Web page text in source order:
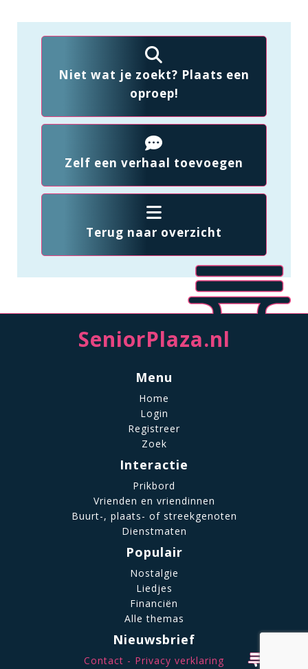
Niet wat je zoekt? Plaats een
oproep!
Zelf een verhaal toevoegen
Terug naar overzicht
SeniorPlaza.nl
Menu
Home
Login
Registreer
Zoek
Interactie
Prikbord
Vrienden en vriendinnen
Buurt-, plaats- of streekgenoten
Dienstmaten
Populair
Nostalgie
Liedjes
Financiën
Alle themas
Nieuwsbrief
Contact Privacy verklaring